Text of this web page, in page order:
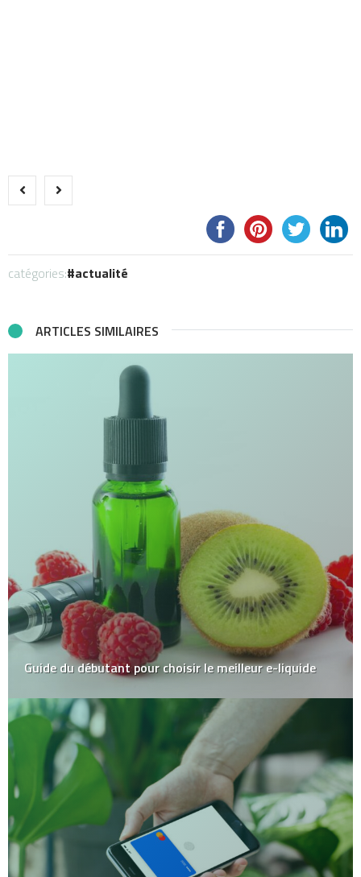
catégories: actualité
ARTICLES SIMILAIRES
Guide du débutant pour choisir le meilleur e-liquide